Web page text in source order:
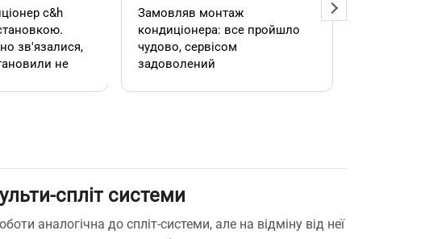
c&h
не
Але
Замовляв монтаж
кондиціонера: все пройшло
чудово, сервісом
задоволений
спліт системи
аналогічна до спліт-системи, але на відміну від неї